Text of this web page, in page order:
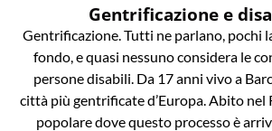
Gentrificazione e
Gentrificazione. Tutti ne parlano, pochi
fondo, e quasi nessuno considera le
persone disabili. Da 17 anni vivo a
città più gentrificate d’Europa. Abito nel
popolare dove questo processo è